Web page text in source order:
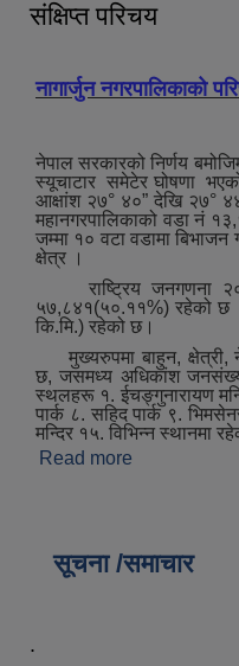
संक्षिप्त परिचय
नागार्जुन नगरपालिकाको
नेपाल सरकारको निर्णय
स्यूचाटार समेटेर घोषणा
आक्षांश २७° ४०” देखि २७°
महानगरपालिकाको वडा नं
जम्मा १० वटा वडामा
क्षेत्र ।
राष्ट्रिय जनगणना
५७,८४१(५०.११%) रहेको छ ।
कि.मि.) रहेको छ।
मुख्‍यरुपमा बाहुन, क्षेत्री,
छ, जसमध्‍य अधिकांश जनसंख्या
स्थलहरू १. ईचङ्गुनारायण
पार्क ८. सहिद पार्क ९.
मन्दिर १५. विभिन्न स्थानमा
Read more
सूचना /समाचार
.